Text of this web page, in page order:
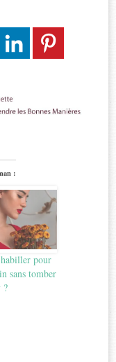
:
pour
sans tomber
?